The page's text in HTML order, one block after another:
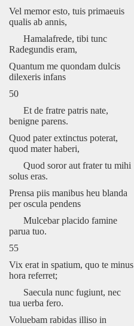
Vel memor esto, tuis primaeuis
qualis ab annis,
Hamalafrede, tibi tunc
Radegundis eram,
Quantum me quondam dulcis
dilexeris infans
50
Et de fratre patris nate,
benigne parens.
Quod pater extinctus poterat,
quod mater haberi,
Quod soror aut frater tu mihi
solus eras.
Prensa piis manibus heu blanda
per oscula pendens
Mulcebar placido famine
parua tuo.
55
Vix erat in spatium, quo te minus
hora referret;
Saecula nunc fugiunt, nec
tua uerba fero.
Voluebam rabidas illiso in